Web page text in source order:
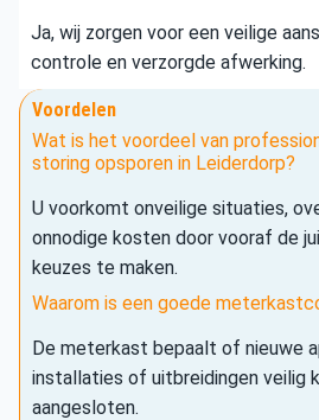
Ja, wij zorgen voor een veilige
controle en verzorgde afwerking.
Voordelen
Wat is het voordeel van
storing opsporen in Leiderdorp?
U voorkomt onveilige situaties,
onnodige kosten door vooraf de
keuzes te maken.
Waarom is een goede
De meterkast bepaalt of nieuwe
installaties of uitbreidingen veilig
aangesloten.